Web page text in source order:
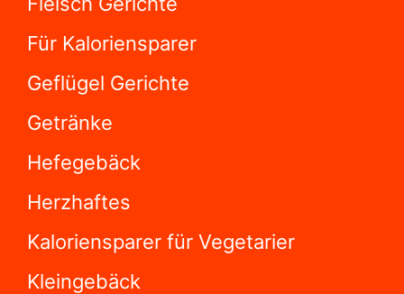
Für Kaloriensparer
Geflügel Gerichte
Getränke
Hefegebäck
Herzhaftes
Kaloriensparer für Vegetarier
Kleingebäck